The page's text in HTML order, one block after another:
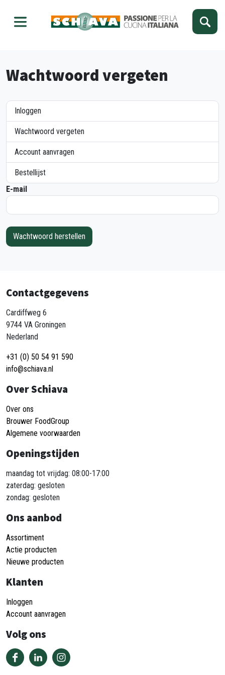
Wachtwoord vergeten
Inloggen
Wachtwoord vergeten
Account aanvragen
Bestellijst
E-mail
Contactgegevens
Cardiffweg 6
9744 VA Groningen
Nederland
+31 (0) 50 54 91 590
info@schiava.nl
Over Schiava
Over ons
Brouwer FoodGroup
Algemene voorwaarden
Openingstijden
maandag tot vrijdag: 08:00-17:00
zaterdag: gesloten
zondag: gesloten
Ons aanbod
Assortiment
Actie producten
Nieuwe producten
Klanten
Inloggen
Account aanvragen
Volg ons